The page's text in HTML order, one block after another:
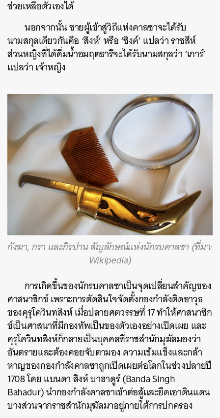
ช่วยเหลือตัวเองได้
นอกจากนั้น ชายผู้เข้าสู่วิถีแห่งคาลซาจะได้รับ
นามสกุลเดียวกันคือ ‘สิงห์’ หรือ ‘ซิงค์’ แปลว่า ราชสีห์
ส่วนหญิงที่ได้ดื่มน้ำอมฤตธารีจะได้รับนามสกุลว่า ‘เการ์’
แปลว่า เจ้าหญิง
กังฆา, กรา และกิรปาน สัญลักษณ์แห่งนักรบคาลซา (ที่มา:
Wikipedia)
การเกิดขึ้นของนักรบคาลซาเป็นจุดเปลี่ยนสำคัญของ
ศาสนาซิกข์ เพราะการตัดสินใจจัดตั้งกองกำลังติดอาวุธ
ของคุรุโควินทสิงห์เมื่อปลายศตวรรษที่ 17 ทำให้ศาสนาซิก
ข์เป็นศาสนาที่มีกองทัพเป็นของตัวเองอย่างเปิดเผย และ
คุรุโควินทสิงห์ก็กลายเป็นบุคคลที่ราชสำนักมุฆัลมองว่า
อันตรายและต้องคอยจับตามอง ความเข้มแข็งและกล้า
หาญของกองกำลังคาลซาถูกเปิดเผยต่อโลกในช่วงปลายปี
1708 โดย แบนดา สิงห์ บาฮาดูร์ (Banda Singh
Bahadur) นำกองกำลังคาลซาเข้าต่อสู้และยึดเอาดินแดน
บางส่วนจากราชสำนักมุฆัลมาอยู่ภายใต้การปกครอง
SHARE TWEET LINE EMAIL